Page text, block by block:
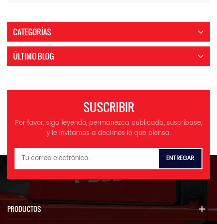
CATEGORÍAS
ÚLTIMO BLOG
SUSCRIBIR
Por favor, siga leyendo, permanezca publicada, suscríbase,
y le invitamos a decirnos lo que piensa.
PRODUCTOS